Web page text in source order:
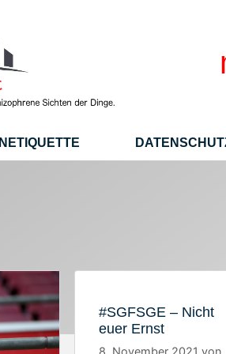
NETIQUETTE
#SGFSGE – Nicht
euer Ernst